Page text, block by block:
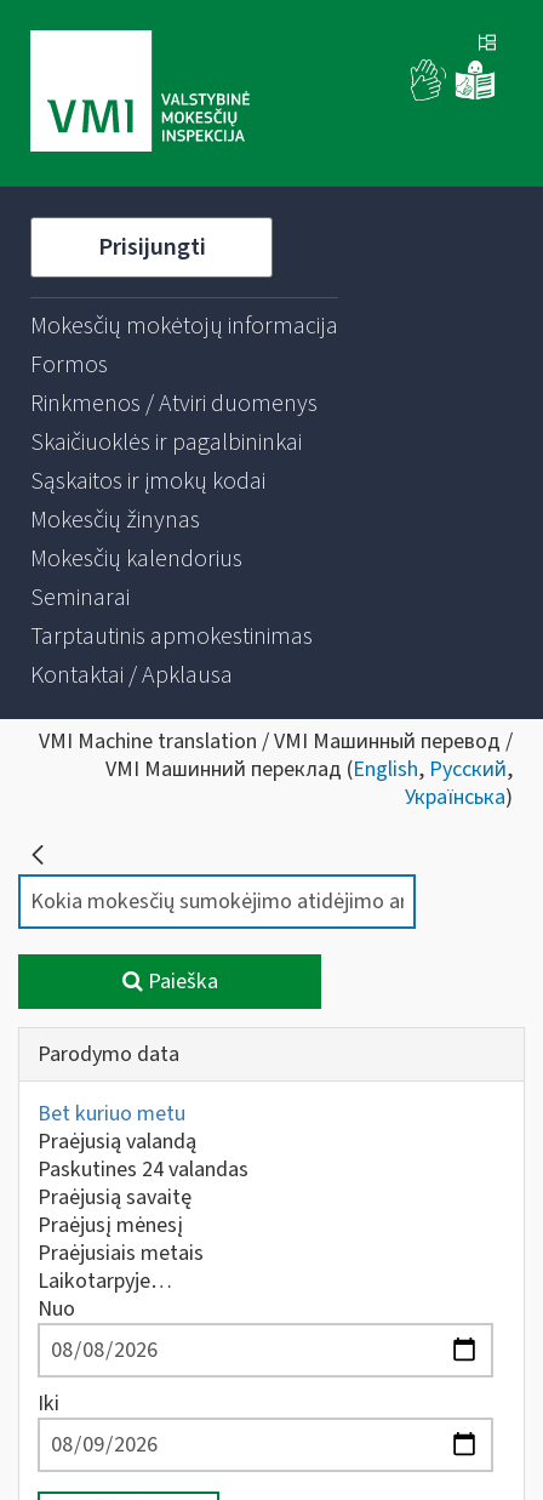
Prisijungti
Mokesčių mokėtojų informacija
Formos
Rinkmenos / Atviri duomenys
Skaičiuoklės ir pagalbininkai
Sąskaitos ir įmokų kodai
Mokesčių žinynas
Mokesčių kalendorius
Seminarai
Tarptautinis apmokestinimas
Kontaktai / Apklausa
VMI Machine translation / VMI Машинный перевод /
VMI Машинний переклад (English, Русский,
Українська)
Paieška
Parodymo data
Bet kuriuo metu
Praėjusią valandą
Paskutines 24 valandas
Praėjusią savaitę
Praėjusį mėnesį
Praėjusiais metais
Laikotarpyje…
Nuo
Iki